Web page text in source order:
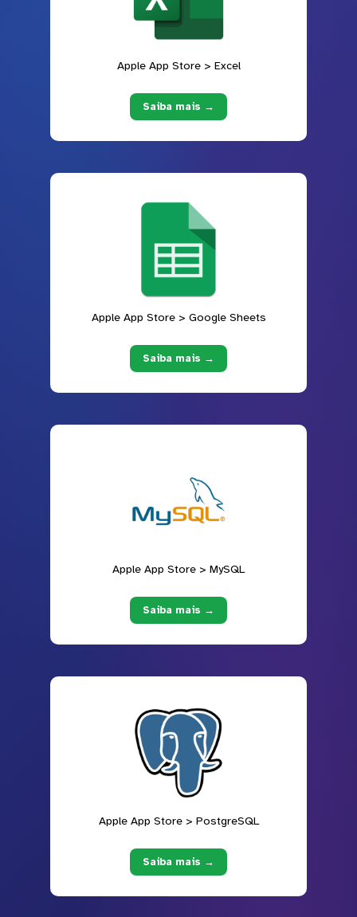
Apple App Store > Excel
Saiba mais →
Apple App Store > Google Sheets
Saiba mais →
Apple App Store > MySQL
Saiba mais →
Apple App Store > PostgreSQL
Saiba mais →